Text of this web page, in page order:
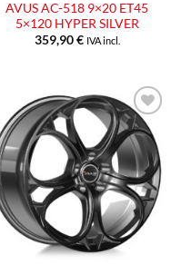
AVUS AC-518 9×20 ET45
5×120 HYPER SILVER
359,90€ IVA incl.
Aggiungi
alla lista
dei
desideri